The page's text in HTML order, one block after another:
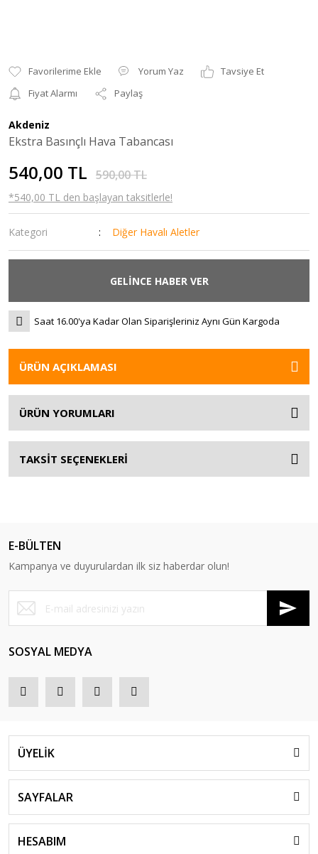
Yorum Yaz
Tavsiye Et
Fiyat Alarmı
Paylaş
Akdeniz
Ekstra Basınçlı Hava Tabancası
540,00 TL 590,00 TL
*540,00 TL den başlayan taksitlerle!
Kategori Diğer Havalı Aletler
GELİNCE HABER VER
Saat 16.00'ya Kadar Olan Siparişleriniz Aynı Gün Kargoda
ÜRÜN AÇIKLAMASI
ÜRÜN YORUMLARI
TAKSİT SEÇENEKLERİ
E-BÜLTEN
Kampanya ve duyurulardan ilk siz haberdar olun!
SOSYAL MEDYA
ÜYELİK
SAYFALAR
HESABIM